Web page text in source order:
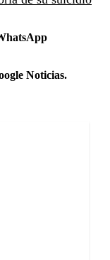
Noticias.